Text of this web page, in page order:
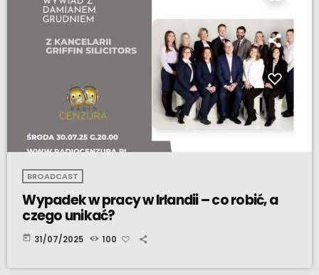
BROADCAST
Wypadek w pracy w Irlandii – co robić, a
czego unikać?
today 31/07/2025 100